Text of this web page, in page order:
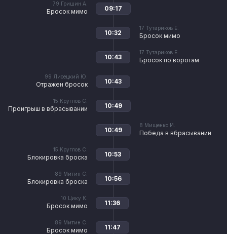
79 Гришин А.
Бросок мимо 09:17
17 Тутариков Е.
Бросок мимо
10:32
17 Тутариков Е.
Бросок по воротам
10:43
99 Лисецкий Ю.
Отражен бросок 10:43
15 Круглов С.
Проигрыш в вбрасывании 10:49
8 Мищенко И.
Победа в вбрасывании
10:49
15 Круглов С.
Блокировка броска 10:53
89 Митин С.
Блокировка броска 10:56
10 Цику К.
Бросок мимо 11:36
89 Митин С.
Бросок мимо 11:47